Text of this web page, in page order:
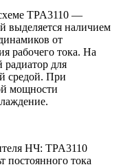
TPA3110 —
выделяется наличием
от
рабочего тока. На
для
средой. При
мощности
НЧ: TPA3110
постоянного тока